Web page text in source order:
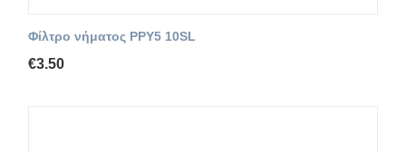
Φίλτρο νήματος PPY5 10SL
€3.50